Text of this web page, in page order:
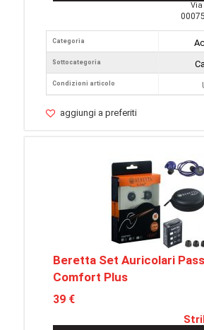
Via
Categoria
Sottocategoria
Condizioni articolo
aggiungi a preferiti
Beretta Set Auricolari
Comfort Plus
39 €